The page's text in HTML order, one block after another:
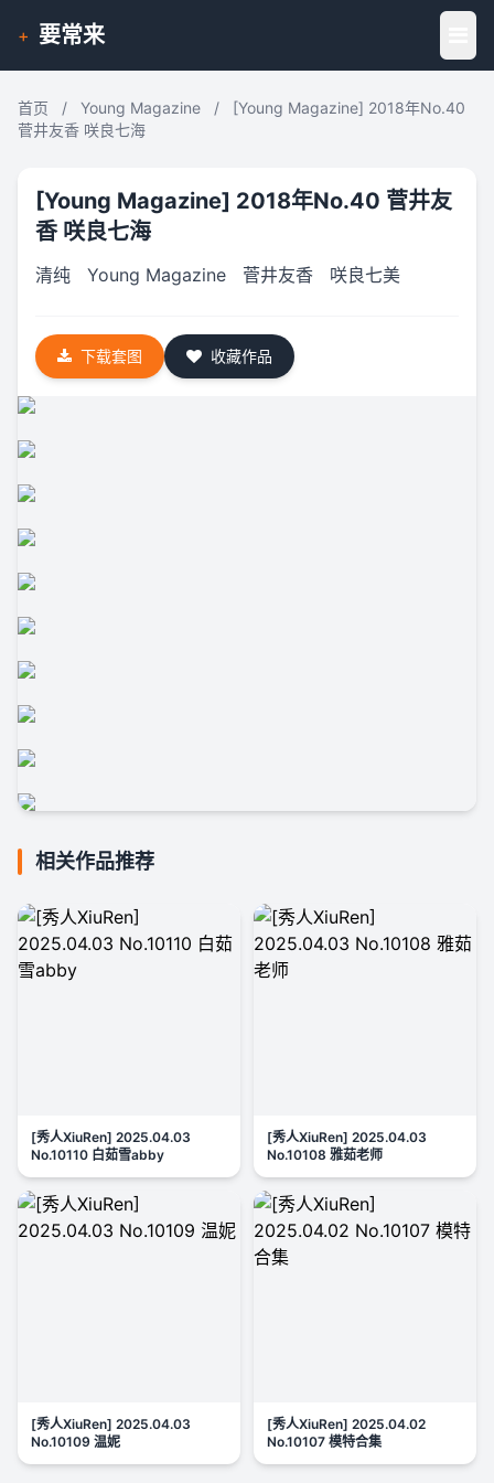
+ 要常来
首页 / Young Magazine /
[Young Magazine] 2018年No.40
菅井友香 咲良七海
[Young Magazine] 2018年No.40 菅井友
香 咲良七海
清纯 Young Magazine 菅井友香 咲良七美
下载套图 收藏作品
相关作品推荐
[秀人XiuRen] 2025.04.03
No.10110 白茹雪abby
[秀人XiuRen] 2025.04.03
No.10108 雅茹老师
[秀人XiuRen] 2025.04.03
No.10109 温妮
[秀人XiuRen] 2025.04.02
No.10107 模特合集